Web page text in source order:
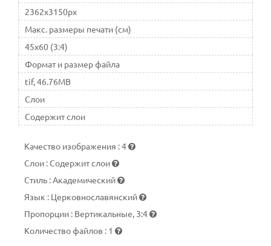
2362x3150px
Макс. размеры печати (см)
45x60 (3:4)
Формат и размер файла
tif, 46.76MB
Слои
Содержит слои
Качество изображения :4
Слои :Содержит слои
Стиль :Академический
Язык : Церковнославянский
Пропорции : Вертикальные, 3:4
Количество файлов : 1